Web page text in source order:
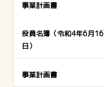
事業計画書
役員名簿（令和4年6月16
日）
事業計画書